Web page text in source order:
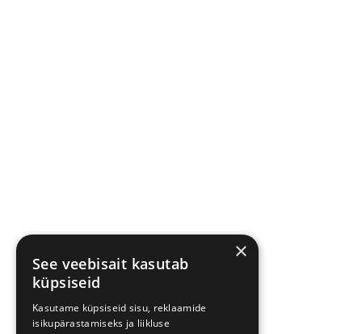
×
See veebisait kasutab
küpsiseid
Kasutame küpsiseid sisu, reklaamide
isikupärastamiseks ja liikluse